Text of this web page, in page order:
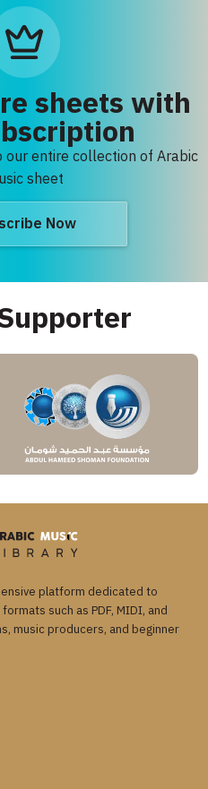
sheets with
our entire collection of Arabic
sheet
Now
platform dedicated to
such as PDF, MIDI, and
music producers, and beginner